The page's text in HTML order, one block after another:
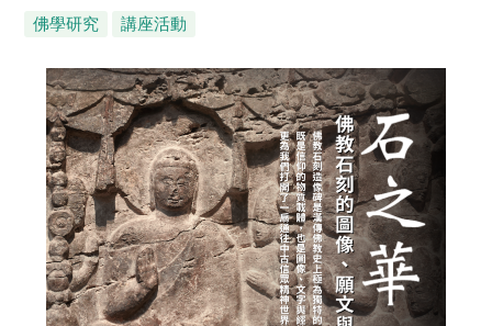
佛學研究 講座活動